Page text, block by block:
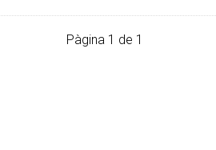
Pàgina 1 de 1